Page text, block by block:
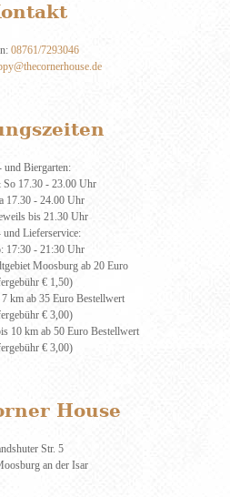
08761/7293046
und Biergarten:
17.30 - 23.00 Uhr
17.30 - 24.00 Uhr
bis 21.30 Uhr
und Lieferservice:
17:30 - 21:30 Uhr
Moosburg ab 20 Euro
€ 1,50)
km ab 35 Euro Bestellwert
€ 3,00)
10 km ab 50 Euro Bestellwert
€ 3,00)
House
Str. 5
an der Isar